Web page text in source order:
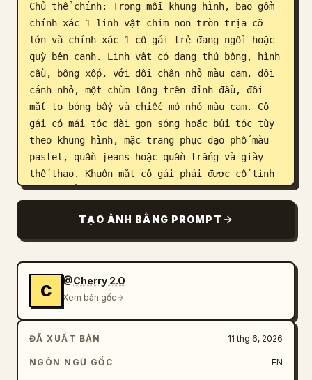
Chủ thể chính: Trong mỗi khung hình, bao gồm
chính xác 1 linh vật chim non tròn trịa cỡ
lớn và chính xác 1 cô gái trẻ đang ngồi hoặc
quỳ bên cạnh. Linh vật có dạng thú bông, hình
cầu, bông xốp, với đôi chân nhỏ màu cam, đôi
cánh nhỏ, một chùm lông trên đỉnh đầu, đôi
mắt to bóng bẩy và chiếc mỏ nhỏ màu cam. Cô
gái có mái tóc dài gợn sóng hoặc búi tóc tùy
theo khung hình, mặc trang phục dạo phố màu
pastel, quần jeans hoặc quần trắng và giày
thể thao. Khuôn mặt cô gái phải được cố tình
che đi bằng hiệu ứng làm mờ hình vuông mềm
khung hình.
- Khung trên trái: Chủ đề màu hồng. Một chú
gà con
hồng kẹo cao su
trái, trông dễ thương với cả hai mắt mở và mỏ
hơi hé. Cô gái quỳ bên phải, mặc áo len hồng,
quần jeans xanh nhạt và giày thể thao trắng,
tay chống cằm. Phông nền và sàn studio màu
TẠO ẢNH BẰNG PROMPT
C
@Cherry 2.O
Xem bản gốc
ĐÃ XUẤT BẢN 11 thg 6, 2026
NGÔN NGỮ GỐC EN